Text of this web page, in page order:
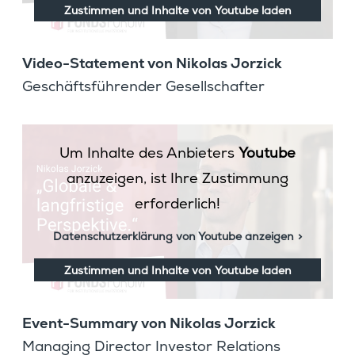
Zustimmen und Inhalte von Youtube laden
Video-State­ment von Nikolas Jorzick
Geschäfts­füh­render Gesellschafter
Um Inhalte des Anbieters Youtube
anzuzeigen, ist Ihre Zustimmung
erforderlich!
Datenschutzerklärung von Youtube anzeigen
Zustimmen und Inhalte von Youtube laden
Event-Summary von Nikolas Jorzick
Managing Director Investor Relations